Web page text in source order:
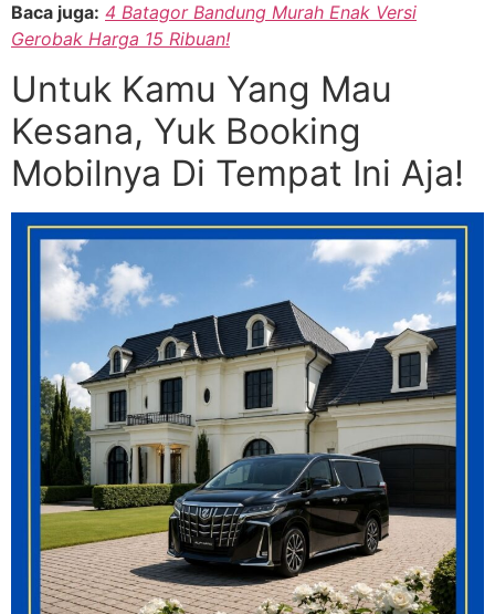
Baca juga: 4 Batagor Bandung Murah Enak Versi
Gerobak Harga 15 Ribuan!
Untuk Kamu Yang Mau
Kesana, Yuk Booking
Mobilnya Di Tempat Ini Aja!